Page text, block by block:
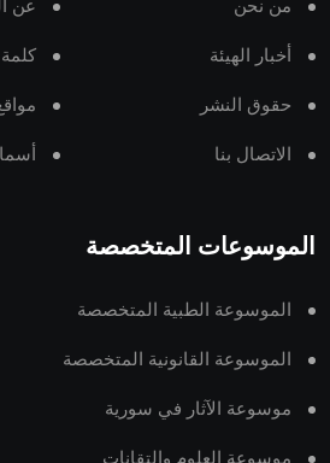
من نحن عن
أخبار الهيئة كلمة
حقوق النشر
الاتصال بنا
الموسوعات المتخصصة
الموسوعة الطبية المتخصصة
الموسوعة القانونية المتخصصة
موسوعة الآثار في سورية
موسوعة العلوم والتقانات